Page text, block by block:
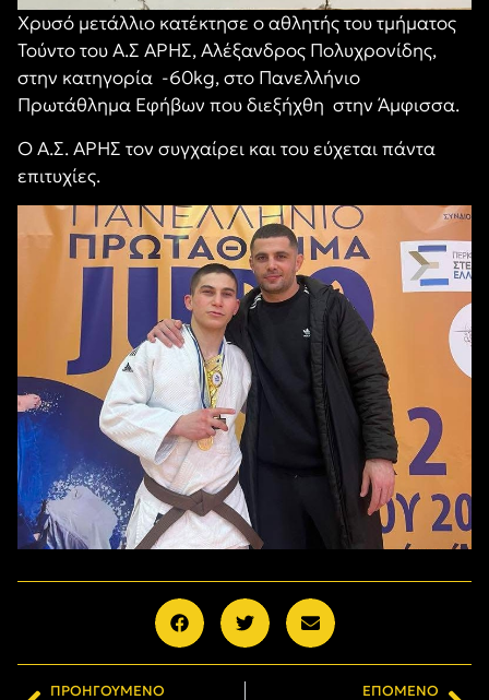
Χρυσό μετάλλιο κατέκτησε ο αθλητής του τμήματος
Τούντο του Α.Σ ΑΡΗΣ, Αλέξανδρος Πολυχρονίδης,
στην κατηγορία -60kg,στο Πανελλήνιο
Πρωτάθλημα Εφήβων που διεξήχθη στην Άμφισσα.
Ο Α.Σ. ΑΡΗΣ τον συγχαίρει και του εύχεται πάντα
επιτυχίες.
ΠΡΟΗΓΟΎΜΕΝΟ ΕΠΌΜΕΝΟ